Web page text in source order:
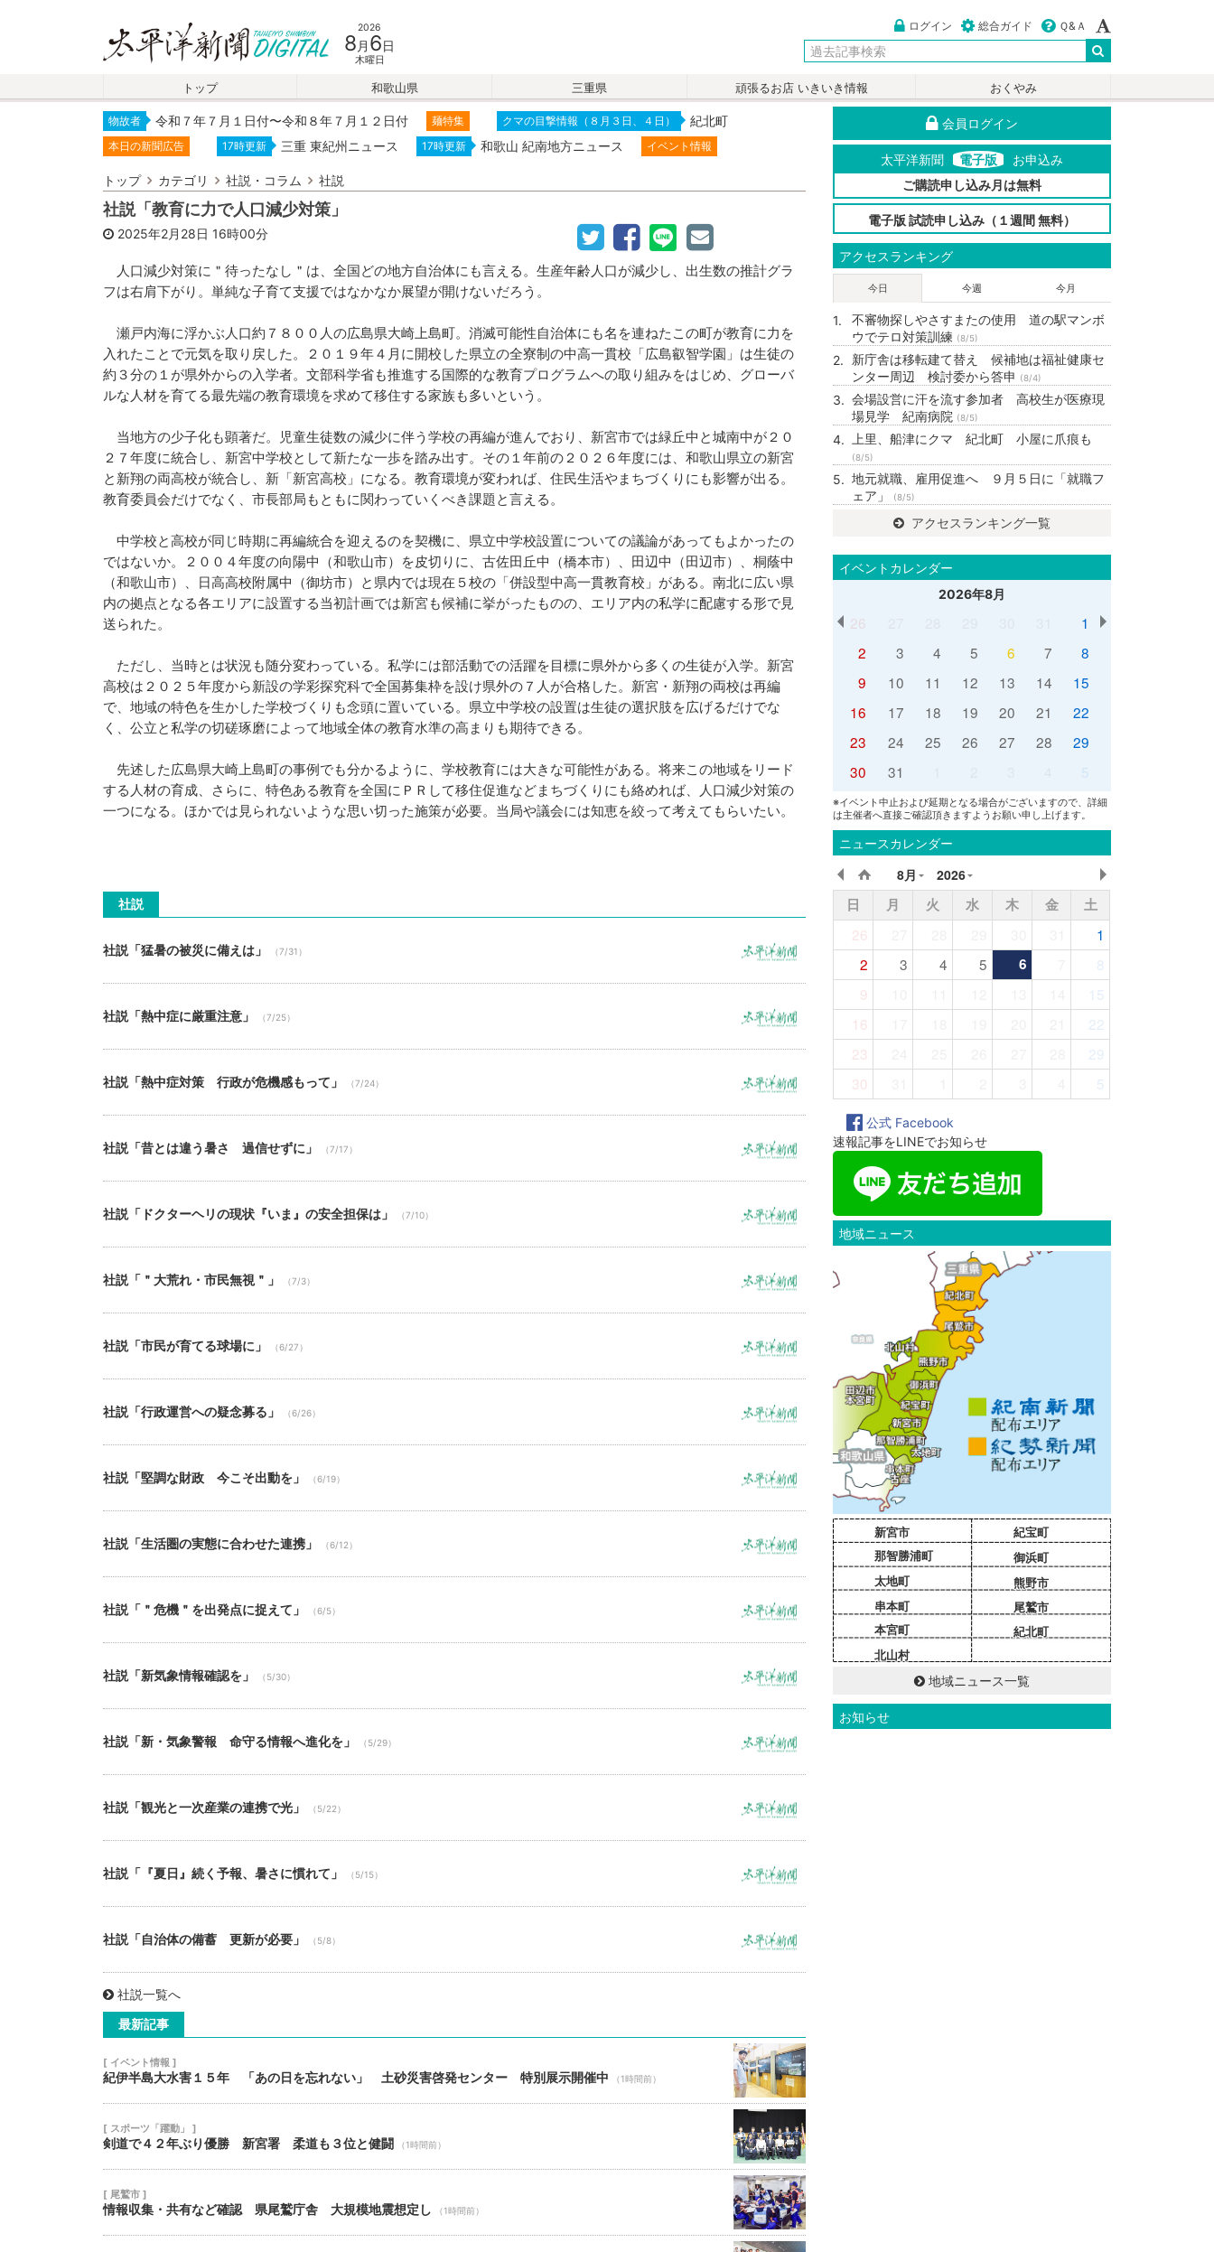
2026
8 月 6日
木曜日
ログイン 総合ガイド Ｑ&Ａ
トップ 和歌山県 三重県 頑張るお店 いきいき情報 おくやみ
物故者 令和７年７月１日付〜令和８年７月１２日付 麺特集 クマの目撃情報（８月３日、４日） 紀北町
本日の新聞広告 17時更新 三重 東紀州ニュース 17時更新 和歌山 紀南地方ニュース イベント情報
トップ カテゴリ 社説・コラム 社説
社説「教育に力で人口減少対策」
2025年2月28日 16時00分
人口減少対策に＂待ったなし＂は、全国どの地方自治体にも言える。生産年齢人口が減少し、出生数の推計グラ
フは右肩下がり。単純な子育て支援ではなかなか展望が開けないだろう。
瀬戸内海に浮かぶ人口約７８００人の広島県大崎上島町。消滅可能性自治体にも名を連ねたこの町が教育に力を
入れたことで元気を取り戻した。２０１９年４月に開校した県立の全寮制の中高一貫校「広島叡智学園」は生徒の
約３分の１が県外からの入学者。文部科学省も推進する国際的な教育プログラムへの取り組みをはじめ、グローバ
ルな人材を育てる最先端の教育環境を求めて移住する家族も多いという。
当地方の少子化も顕著だ。児童生徒数の減少に伴う学校の再編が進んでおり、新宮市では緑丘中と城南中が２０
２７年度に統合し、新宮中学校として新たな一歩を踏み出す。その１年前の２０２６年度には、和歌山県立の新宮
と新翔の両高校が統合し、新「新宮高校」になる。教育環境が変われば、住民生活やまちづくりにも影響が出る。
教育委員会だけでなく、市長部局もともに関わっていくべき課題と言える。
中学校と高校が同じ時期に再編統合を迎えるのを契機に、県立中学校設置についての議論があってもよかったの
ではないか。２００４年度の向陽中（和歌山市）を皮切りに、古佐田丘中（橋本市）、田辺中（田辺市）、桐蔭中
（和歌山市）、日高高校附属中（御坊市）と県内では現在５校の「併設型中高一貫教育校」がある。南北に広い県
内の拠点となる各エリアに設置する当初計画では新宮も候補に挙がったものの、エリア内の私学に配慮する形で見
送られた。
ただし、当時とは状況も随分変わっている。私学には部活動での活躍を目標に県外から多くの生徒が入学。新宮
高校は２０２５年度から新設の学彩探究科で全国募集枠を設け県外の７人が合格した。新宮・新翔の両校は再編
で、地域の特色を生かした学校づくりも念頭に置いている。県立中学校の設置は生徒の選択肢を広げるだけでな
く、公立と私学の切磋琢磨によって地域全体の教育水準の高まりも期待できる。
先述した広島県大崎上島町の事例でも分かるように、学校教育には大きな可能性がある。将来この地域をリード
する人材の育成、さらに、特色ある教育を全国にＰＲして移住促進などまちづくりにも絡めれば、人口減少対策の
一つになる。ほかでは見られないような思い切った施策が必要。当局や議会には知恵を絞って考えてもらいたい。
社説
社説「猛暑の被災に備えは」 （7/31）
社説「熱中症に厳重注意」 （7/25）
社説「熱中症対策 行政が危機感もって」 （7/24）
社説「昔とは違う暑さ 過信せずに」 （7/17）
社説「ドクターヘリの現状『いま』の安全担保は」 （7/10）
社説「＂大荒れ・市民無視＂」 （7/3）
社説「市民が育てる球場に」 （6/27）
社説「行政運営への疑念募る」 （6/26）
社説「堅調な財政 今こそ出動を」 （6/19）
社説「生活圏の実態に合わせた連携」 （6/12）
社説「＂危機＂を出発点に捉えて」 （6/5）
社説「新気象情報確認を」 （5/30）
社説「新・気象警報 命守る情報へ進化を」 （5/29）
社説「観光と一次産業の連携で光」 （5/22）
社説「『夏日』続く予報、暑さに慣れて」 （5/15）
社説「自治体の備蓄 更新が必要」 （5/8）
社説一覧へ
最新記事
[ イベント情報 ]
紀伊半島大水害１５年 「あの日を忘れない」 土砂災害啓発センター 特別展示開催中 （1時間前）
[ スポーツ「躍動」 ]
剣道で４２年ぶり優勝 新宮署 柔道も３位と健闘 （1時間前）
[ 尾鷲市 ]
情報収集・共有など確認 県尾鷲庁舎 大規模地震想定し （1時間前）
会員ログイン
太平洋新聞 電子版
お申込み
ご購読申し込み月は無料
電子版 試読申し込み（１週間 無料）
アクセスランキング
今日 今週 今月
不審物探しやさすまたの使用 道の駅マンボ
ウでテロ対策訓練 (8/5)
新庁舎は移転建て替え 候補地は福祉健康セ
ンター周辺 検討委から答申
(8/4)
会場設営に汗を流す参加者 高校生が医療現
場見学 紀南病院 (8/5)
上里、船津にクマ 紀北町 小屋に爪痕も
(8/5)
地元就職、雇用促進へ ９月５日に「就職フ
ェア」
(8/5)
アクセスランキング一覧
イベントカレンダー
2026年8月
26
1
2
3 4 5 6 7
8
9
10 11 12 13 14
15
16
17 18 19 20 21
22
23
24 25 26 27 28
29
30
31 5
※イベント中止および延期となる場合がございますので、詳細
は主催者へ直接ご確認頂きますようお願い申し上げます。
ニュースカレンダー
8月 2026
日 月 火 水 木 金
土
26
1
2
3 4 5 6
8
9
15
16
22
23
29
30
5
公式 Facebook
速報記事をLINEでお知らせ
地域ニュース
新宮市
那智勝浦町
太地町
串本町
本宮町
北山村
紀宝町
御浜町
熊野市
尾鷲市
紀北町
地域ニュース一覧
お知らせ